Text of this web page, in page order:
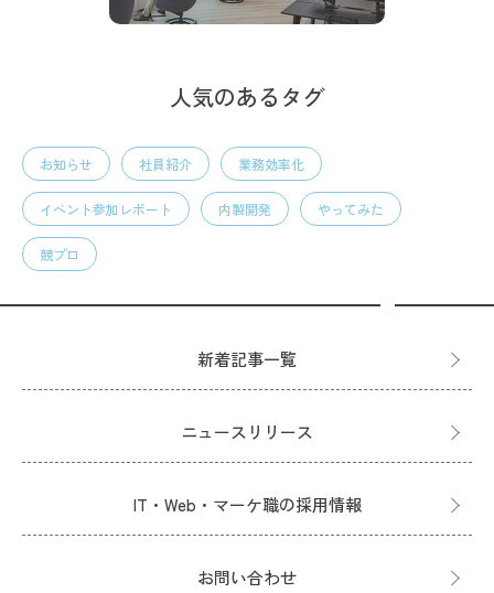
人気のあるタグ
お知らせ 社員紹介 業務効率化
イベント参加レポート 内製開発 やってみた
競プロ
新着記事一覧
ニュースリリース
IT・Web・マーケ職の採用情報
お問い合わせ